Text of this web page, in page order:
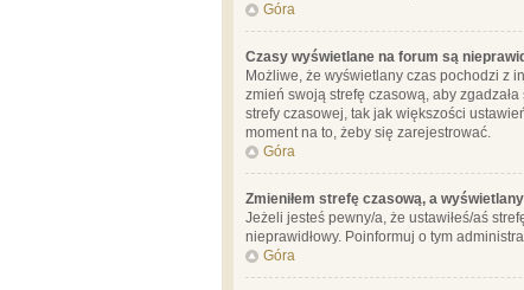
Góra
Czasy wyświetlane na forum są
Możliwe, że wyświetlany czas pochodzi z
zmień swoją strefę czasową, aby
strefy czasowej, tak jak większości
moment na to, żeby się zarejestrować.
Góra
Zmieniłem strefę czasową, a
Jeżeli jesteś pewny/a, że ustawiłeś/aś
nieprawidłowy. Poinformuj o tym
Góra